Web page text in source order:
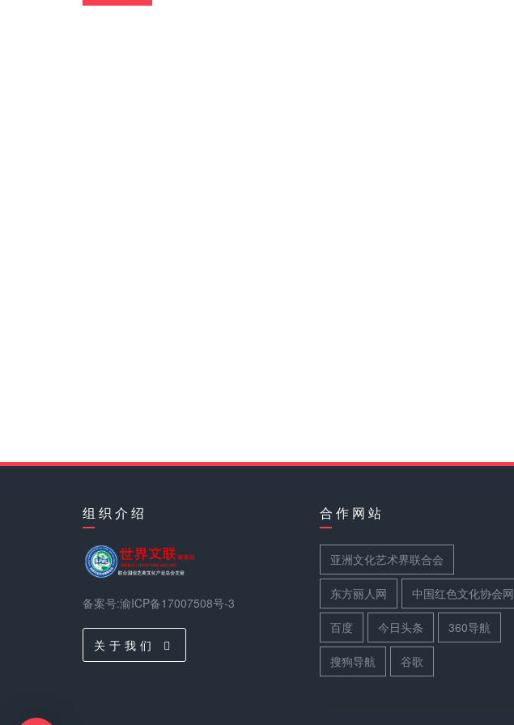
组 织 介 绍
备案号:渝ICP备17007508号-3
关 于 我 们
合 作 网 站
亚洲文化艺术界联合会
东方丽人网 中国红色文化协会网
百度 今日头条 360导航
搜狗导航 谷歌